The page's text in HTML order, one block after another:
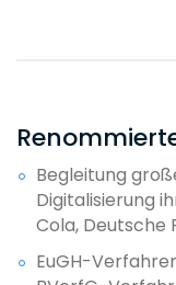
Begleitung
Digitalisierung
Cola,
EuGH-